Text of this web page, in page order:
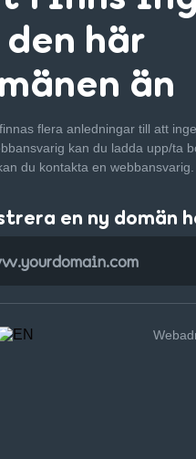
här
än
flera anledningar till att
kan du ladda upp/ta
du kontakta en webbansvarig.
en ny domän